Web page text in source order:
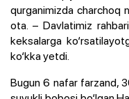
qurganimizda charchoq
ota. – Davlatimiz
keksalarga
ko‘kka yetdi.
Bugun 6 nafar farzand,